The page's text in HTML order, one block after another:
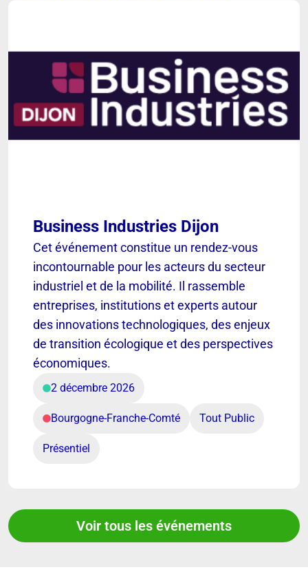
Business Industries Dijon
Cet événement constitue un rendez-vous
incontournable pour les acteurs du secteur
industriel et de la mobilité. Il rassemble
entreprises, institutions et experts autour
des innovations technologiques, des enjeux
de transition écologique et des perspectives
économiques.
2 décembre 2026
Bourgogne-Franche-Comté Tout Public
Présentiel
Voir tous les événements